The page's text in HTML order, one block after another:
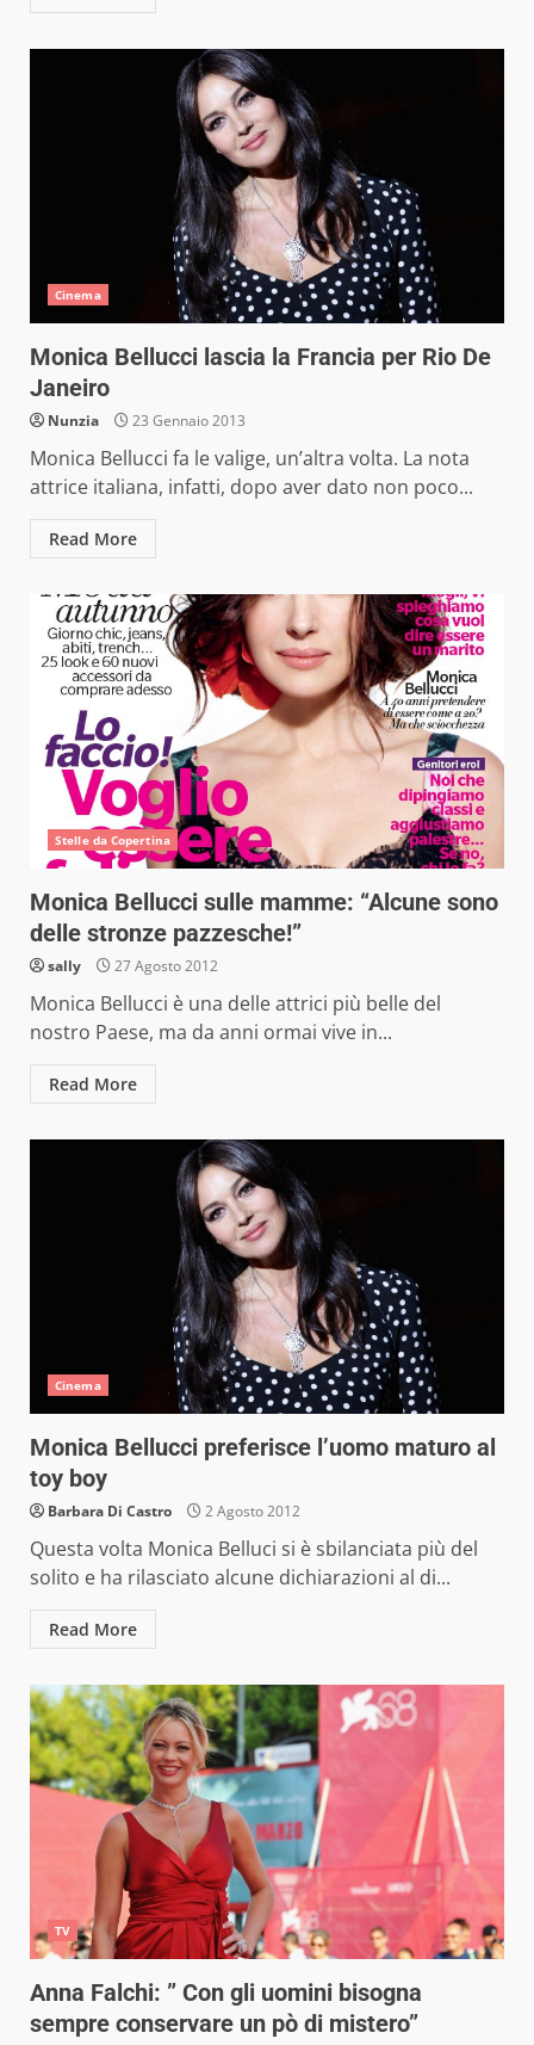
Cinema
Monica Bellucci lascia la Francia per Rio De
Janeiro
Nunzia 23 Gennaio 2013
Monica Bellucci fa le valige, un’altra volta. La nota
attrice italiana, infatti, dopo aver dato non poco...
Read More
Stelle da Copertina
Monica Bellucci sulle mamme: “Alcune sono
delle stronze pazzesche!”
sally 27 Agosto 2012
Monica Bellucci è una delle attrici più belle del
nostro Paese, ma da anni ormai vive in...
Read More
Cinema
Monica Bellucci preferisce l’uomo maturo al
toy boy
Barbara Di Castro 2 Agosto 2012
Questa volta Monica Belluci si è sbilanciata più del
solito e ha rilasciato alcune dichiarazioni al di...
Read More
TV
Anna Falchi: ” Con gli uomini bisogna
sempre conservare un pò di mistero”